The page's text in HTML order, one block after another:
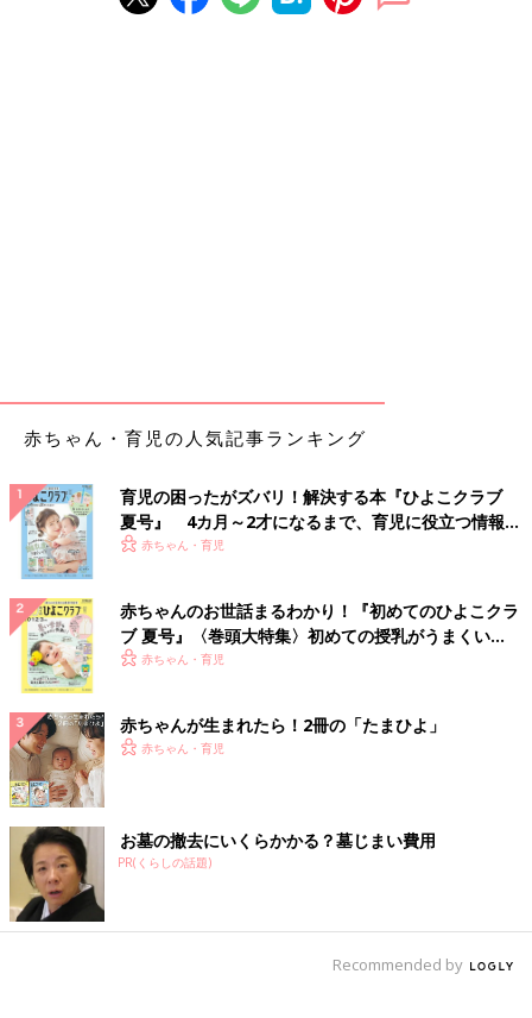
赤ちゃん・育児の人気記事ランキング
育児の困ったがズバリ！解決する本『ひよこクラブ
夏号』 4カ月～2才になるまで、育児に役立つ情報が
いっぱい！
赤ちゃん・育児
赤ちゃんのお世話まるわかり！『初めてのひよこクラ
ブ 夏号』〈巻頭大特集〉初めての授乳がうまくい
く！ おっぱい・ミルクの基本と夏のトラブル 解決テ
赤ちゃん・育児
赤ちゃんが生まれたら！2冊の「たまひよ」
赤ちゃん・育児
お墓の撤去にいくらかかる？墓じまい費用
PR(くらしの話題)
Recommended by